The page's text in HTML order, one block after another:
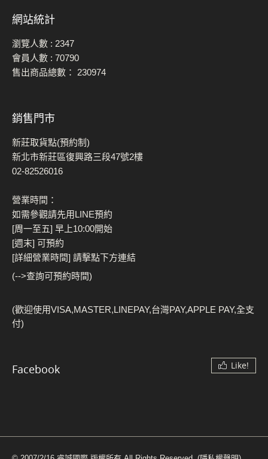
網站統計
瀏覽人數 : 2347
會員人數 : 70790
售出商品總數： 230974
銷售門市
新莊取貨點(預約制)
新北市新莊區復興路三段47號2樓
02-82526016
營業時間：
如需參觀請先用LINE預約
[周一至五] 早上10:00開始
[週末] 可預約
[詳細營業時間] 請擊點下方連結
(-->查詢可預約時間)
(歡迎使用VISA,MASTER,LINEPAY,台灣PAY,APPLE PAY,全支
付)
Facebook Like!